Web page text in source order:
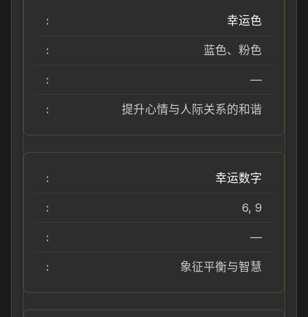
幸运色
蓝色、粉色
—
提升心情与人际关系的和谐
幸运数字
6, 9
—
象征平衡与智慧